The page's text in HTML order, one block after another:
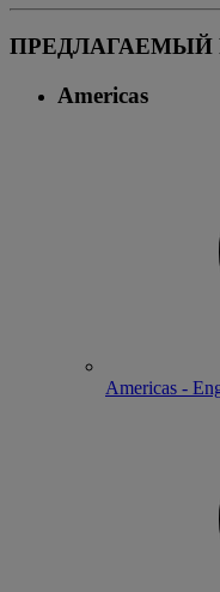
ПРЕДЛАГАЕМЫЙ
Americas
Americas -